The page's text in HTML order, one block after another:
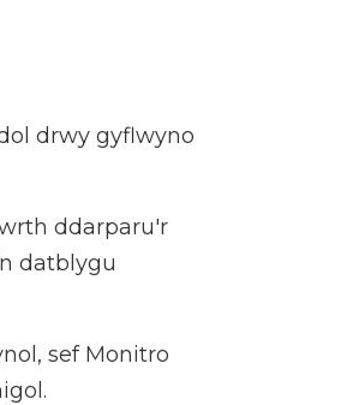
drwy gyflwyno
ddarparu'r
datblygu
sef Monitro